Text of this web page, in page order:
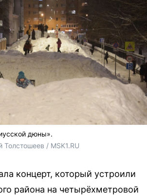
дюны».
Толстошеев / MSK1.RU
концерт, который устроили
района на четырёхметровой